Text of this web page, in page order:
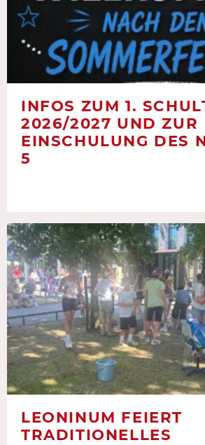
INFOS ZUM 1.
2026/2027 UND ZUR
EINSCHULUNG DES
5
LEONINUM FEIERT
TRADITIONELLES